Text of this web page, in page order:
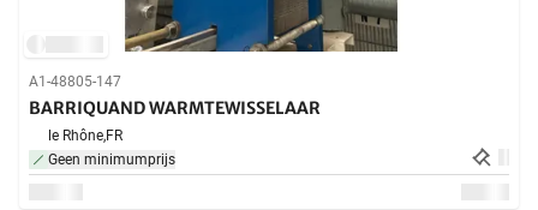
A1-48805-147
BARRIQUAND WARMTEWISSELAAR
le Rhône,FR
Geen minimumprijs